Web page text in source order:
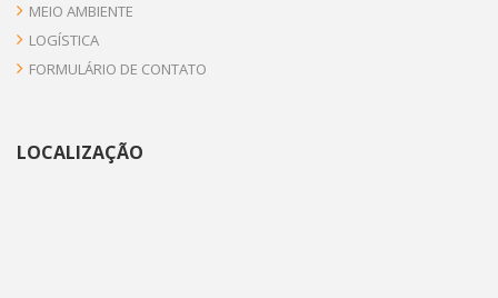
MEIO AMBIENTE
LOGÍSTICA
FORMULÁRIO DE CONTATO
LOCALIZAÇÃO